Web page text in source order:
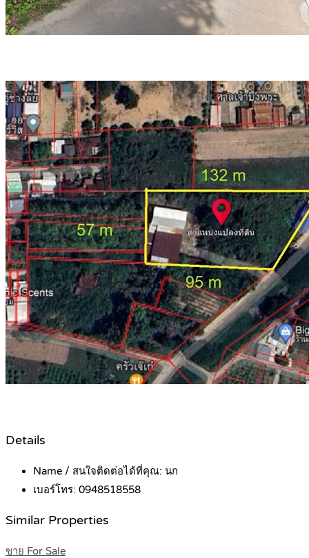
Details
Name / สนใจติดต่อได้ที่คุณ: นก
เบอร์โทร: 0948518558
Similar Properties
ขาย For Sale